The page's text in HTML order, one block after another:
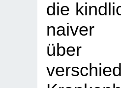
die
naiver